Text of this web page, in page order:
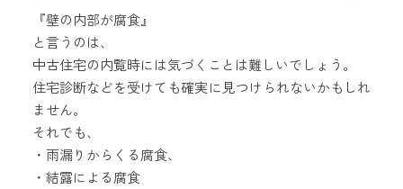
『壁の内部が腐食』
と言うのは、
中古住宅の内覧時には気づくことは難しいでしょう。
住宅診断などを受けても確実に見つけられないかもしれ
ません。
それでも、
・雨漏りからくる腐食、
・結露による腐食